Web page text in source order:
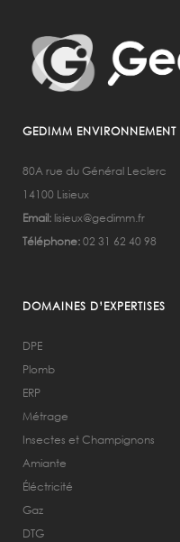
GEDIMM ENVIRONNEMENT
80A rue du Général Leclerc
14100 Lisieux
Email: lisieux@gedimm.fr
Téléphone:02 31 62 40 98
DOMAINES D’EXPERTISES
DPE
Plomb
ERP
Métrage
Insectes et Champignons
Amiante
Éléctricité
Gaz
DTG